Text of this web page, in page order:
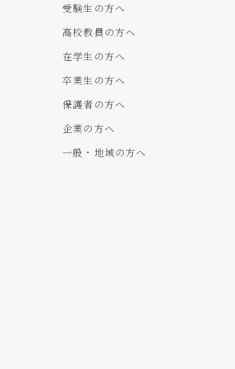
受験生の方へ
高校教員の方へ
在学生の方へ
卒業生の方へ
保護者の方へ
企業の方へ
一般・地域の方へ